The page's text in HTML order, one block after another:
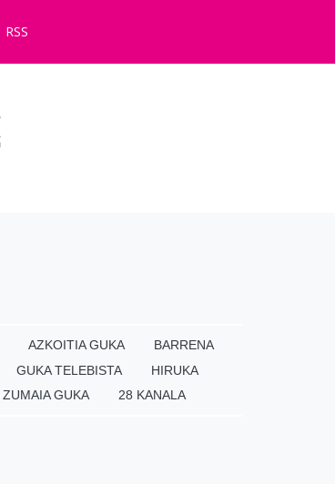
RSS
AZKOITIA GUKA
BARRENA
GUKA TELEBISTA
HIRUKA
ZUMAIA GUKA 28 KANALA